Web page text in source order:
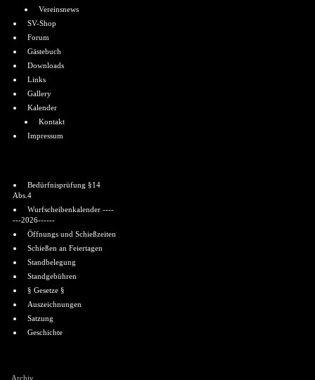
Vereinsnews
SV-Shop
Forum
Gästebuch
Downloads
Links
Gallery
Kalender
Kontakt
Impressum
Bedürfnisprüfung §14
Abs.4
Wurfscheibenkalender ----
---2026------
Öffnungs und Schießzeiten
Schießen an Feiertagen
Standbelegung
Standgebühren
§ Gesetze §
Auszeichnungen
Satzung
Geschichte
Archiv